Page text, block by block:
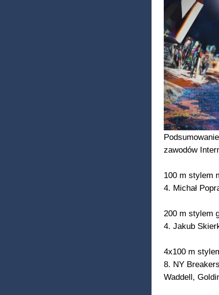
zawodów
100 m stylem
4. Michał
200 m stylem
4. Jakub
4x100 m
8. NY
Waddell,